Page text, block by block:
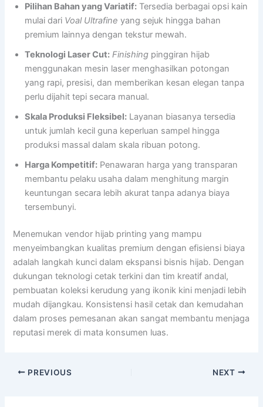
Pilihan Bahan yang Variatif: Tersedia berbagai opsi kain
mulai dari Voal Ultrafine yang sejuk hingga bahan
premium lainnya dengan tekstur mewah.
Teknologi Laser Cut: Finishing pinggiran hijab
menggunakan mesin laser menghasilkan potongan
yang rapi, presisi, dan memberikan kesan elegan tanpa
perlu dijahit tepi secara manual.
Skala Produksi Fleksibel: Layanan biasanya tersedia
untuk jumlah kecil guna keperluan sampel hingga
produksi massal dalam skala ribuan potong.
Harga Kompetitif: Penawaran harga yang transparan
membantu pelaku usaha dalam menghitung margin
keuntungan secara lebih akurat tanpa adanya biaya
tersembunyi.
Menemukan vendor hijab printing yang mampu
menyeimbangkan kualitas premium dengan efisiensi biaya
adalah langkah kunci dalam ekspansi bisnis hijab. Dengan
dukungan teknologi cetak terkini dan tim kreatif andal,
pembuatan koleksi kerudung yang ikonik kini menjadi lebih
mudah dijangkau. Konsistensi hasil cetak dan kemudahan
dalam proses pemesanan akan sangat membantu menjaga
reputasi merek di mata konsumen luas.
PREVIOUS NEXT